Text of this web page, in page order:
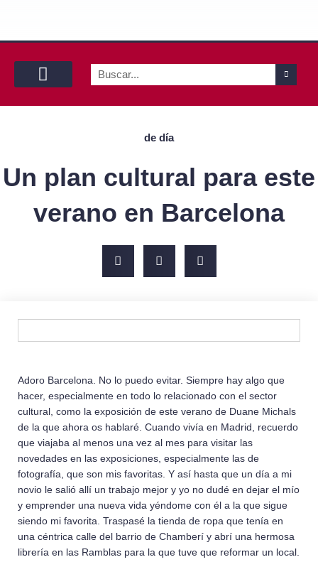
Buscar
de día
Un plan cultural para este
verano en Barcelona
Adoro Barcelona. No lo puedo evitar. Siempre hay algo que
hacer, especialmente en todo lo relacionado con el sector
cultural, como la exposición de este verano de Duane Michals
de la que ahora os hablaré. Cuando vivía en Madrid, recuerdo
que viajaba al menos una vez al mes para visitar las
novedades en las exposiciones, especialmente las de
fotografía, que son mis favoritas. Y así hasta que un día a mi
novio le salió allí un trabajo mejor y yo no dudé en dejar el mío
y emprender una nueva vida yéndome con él a la que sigue
siendo mi favorita. Traspasé la tienda de ropa que tenía en
una céntrica calle del barrio de Chamberí y abrí una hermosa
librería en las Ramblas para la que tuve que reformar un local.